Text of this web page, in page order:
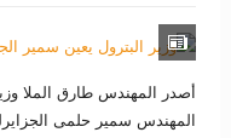
أصدر المهندس طارق الملا
المهندس سمير حلمى